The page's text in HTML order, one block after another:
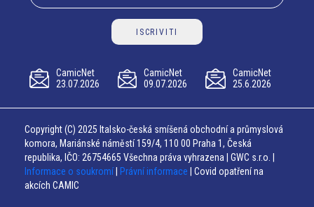
ISCRIVITI
CamicNet
23.07.2026
CamicNet
09.07.2026
CamicNet
25.6.2026
Copyright (C) 2025 Italsko-česká smíšená obchodní a průmyslová
komora, Mariánské náměstí 159/4, 110 00 Praha 1, Česká
republika, IČO: 26754665 Všechna práva vyhrazena | GWC s.r.o. |
Informace o soukromí
Právní informace | Covid opatření na
akcích CAMIC